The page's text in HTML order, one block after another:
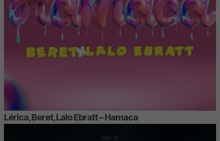
Lérica, Beret, Lalo Ebratt – Hamaca